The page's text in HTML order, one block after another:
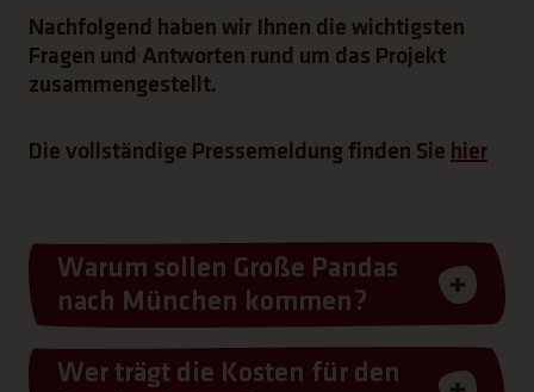
Nachfolgend haben wir Ihnen die wichtigsten
Fragen und Antworten rund um das Projekt
zusammengestellt.
Die vollständige Pressemeldung finden Sie hier
Warum sollen Große Pandas
nach München kommen?
Wer trägt die Kosten für den